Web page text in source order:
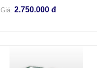
Giá: 2.750.000 đ